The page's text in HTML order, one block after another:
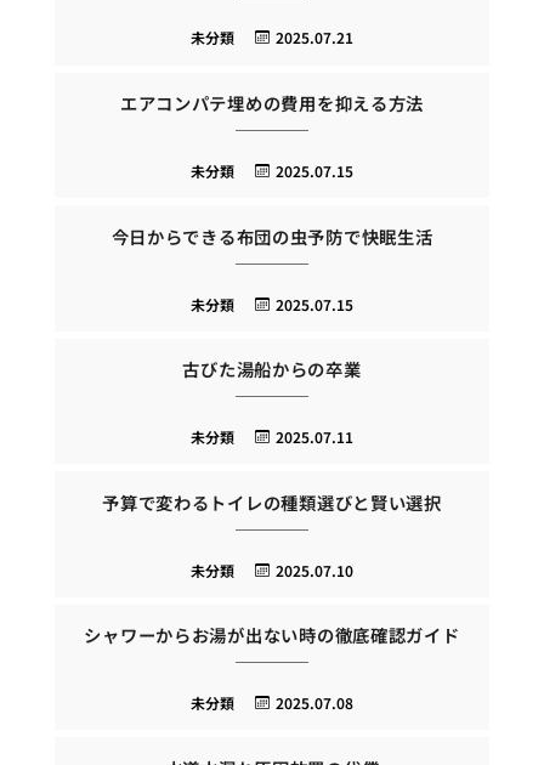
2025.07.21
未分類
エアコンパテ埋めの費用を抑える方法
2025.07.15
未分類
今日からできる布団の虫予防で快眠生活
2025.07.15
未分類
古びた湯船からの卒業
2025.07.11
未分類
予算で変わるトイレの種類選びと賢い選択
2025.07.10
未分類
シャワーからお湯が出ない時の徹底確認ガイド
2025.07.08
未分類